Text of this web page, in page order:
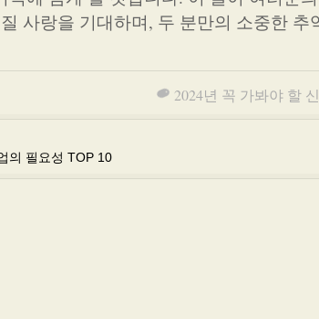
사랑을 기대하며, 두 분만의 소중한
2024년 꼭 가봐야 할
의 필요성 TOP 10